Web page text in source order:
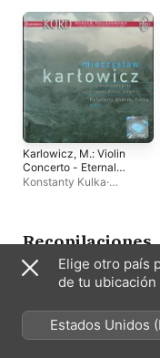
Karlowicz, M.: Violin
Concerto - Eternal
Songs - Stanislaw and
Konstanty Kulka·
Recopilaciones
Elige otro país
de tu ubicación
Estados Unidos
México)